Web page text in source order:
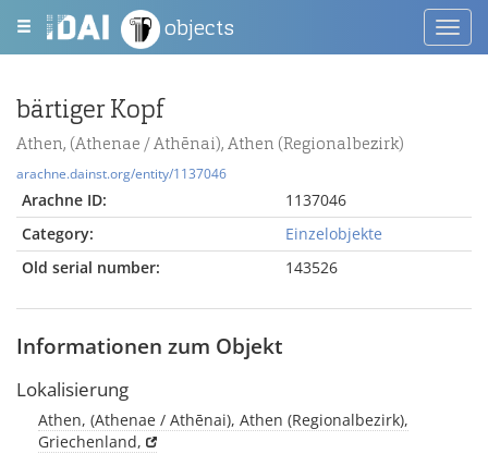
objects
bärtiger Kopf
Athen, (Athenae / Athēnai), Athen (Regionalbezirk)
arachne.dainst.org/entity/1137046
Arachne ID:
1137046
Category:
Einzelobjekte
Old serial number:
143526
Informationen zum Objekt
Lokalisierung
Athen, (Athenae / Athēnai), Athen (Regionalbezirk),
Griechenland,